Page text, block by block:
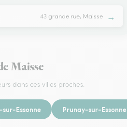
43 grande rue, Maisse →
Maisse
dans ces villes proches.
Essonne Prunay-sur-Essonne